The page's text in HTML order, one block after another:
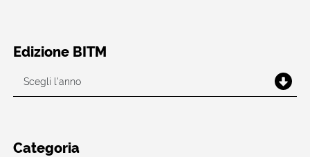
Edizione BITM
Categoria